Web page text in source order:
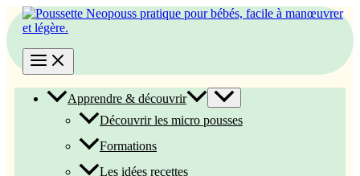
Aller
au
Apprendre & découvrir
Découvrir les micro pousses
Formations
Les idées recettes